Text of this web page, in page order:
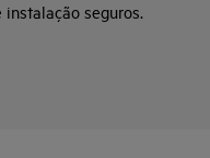
seguros.